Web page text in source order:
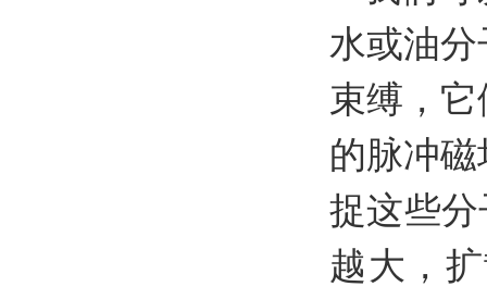
水或油
束缚，
的脉冲
捉这些
越大，